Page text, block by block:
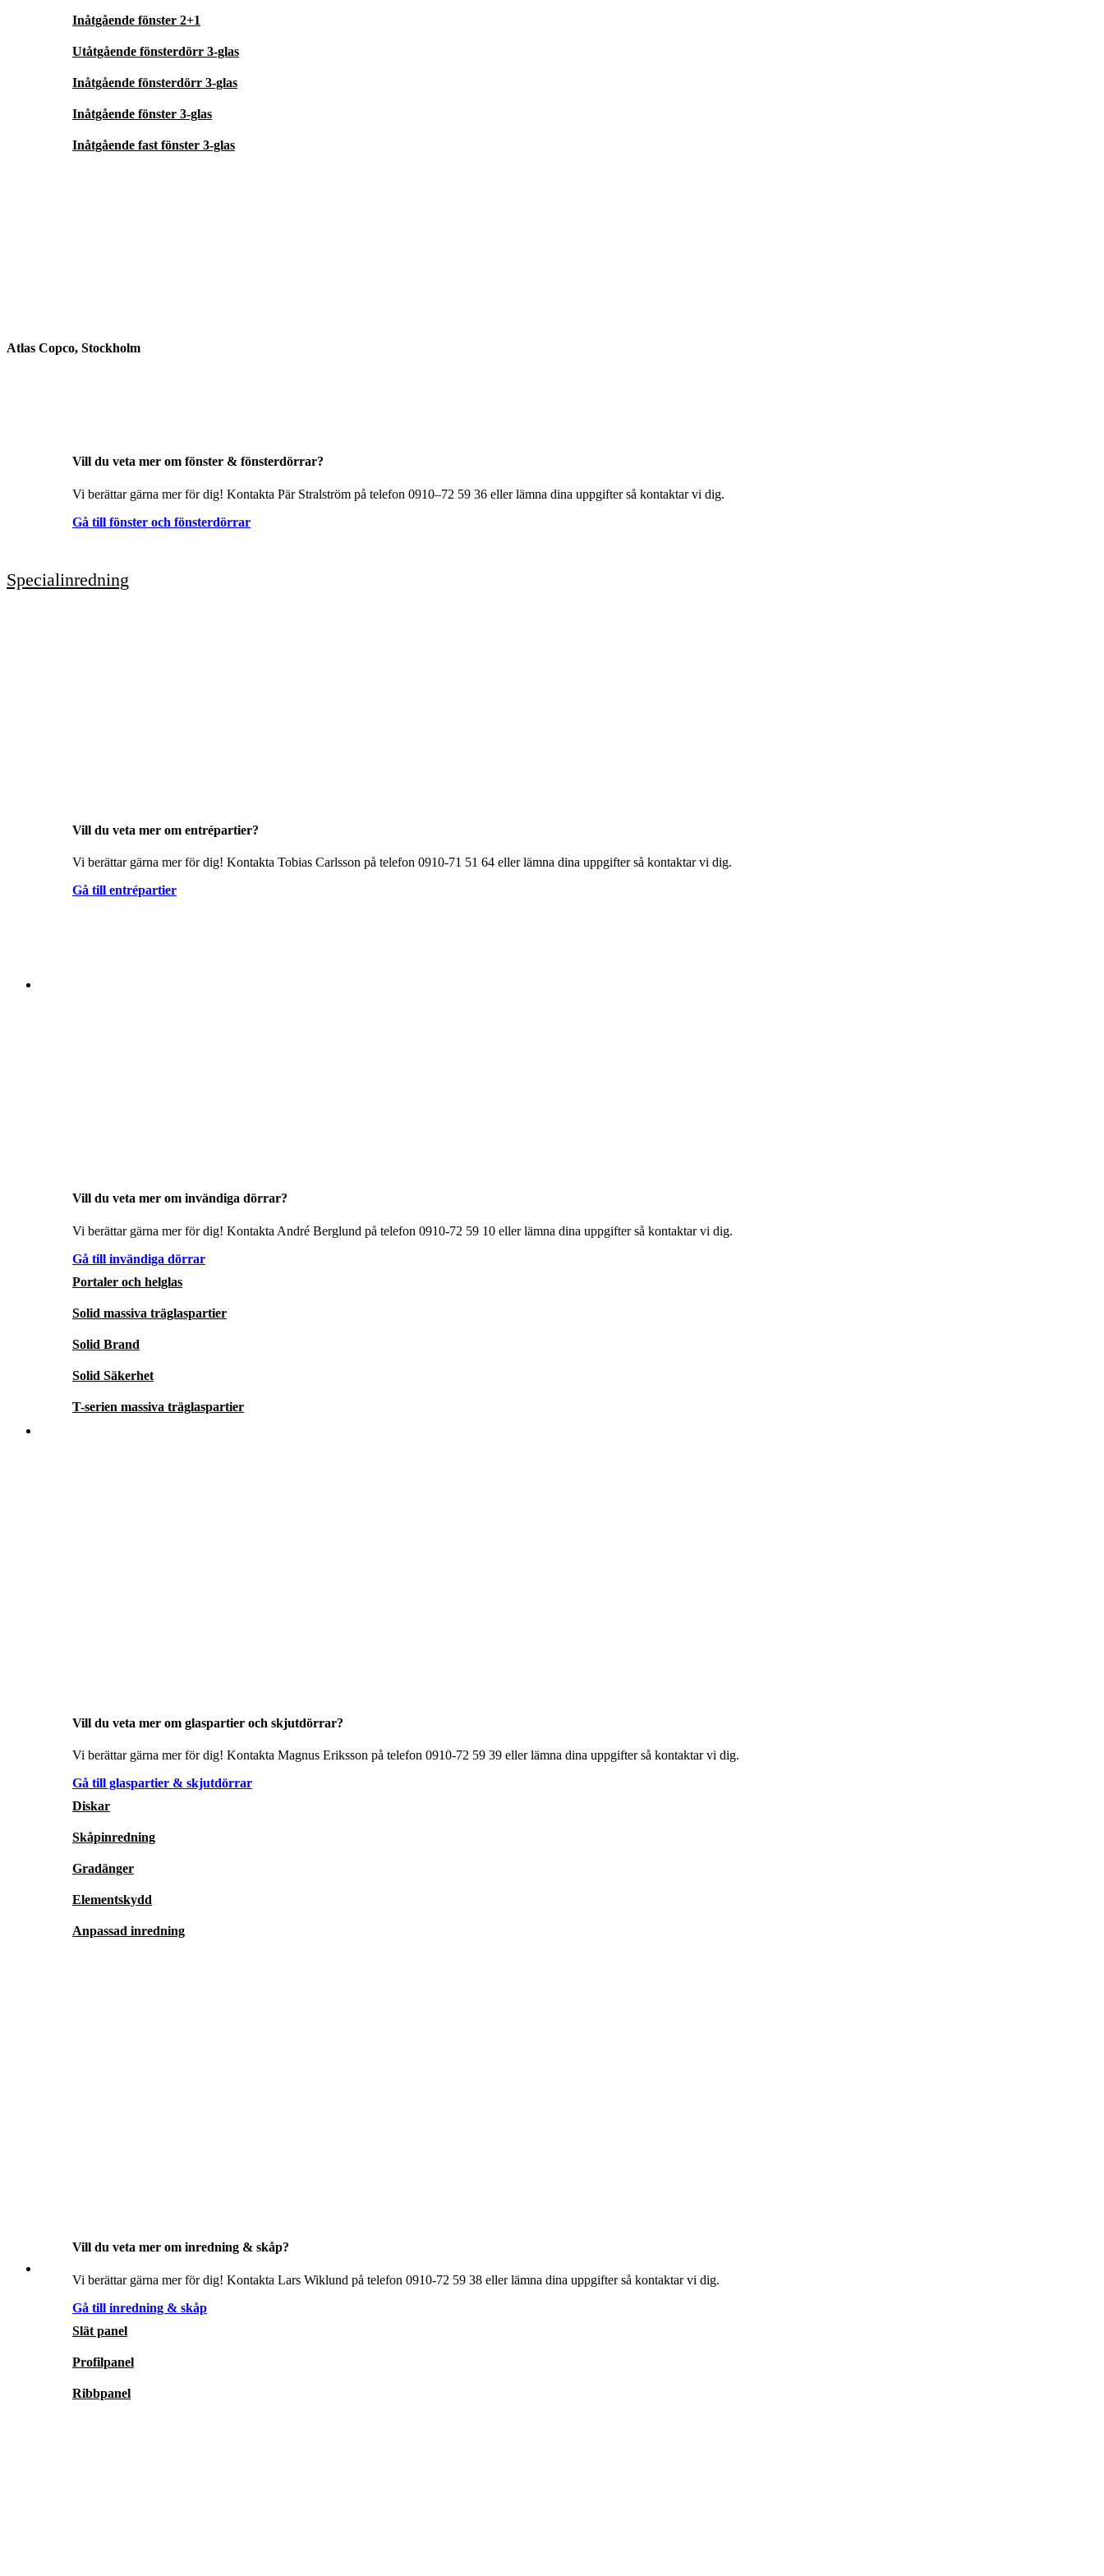
Inåtgående fönster 2+1
Utåtgående fönsterdörr 3-glas
Inåtgående fönsterdörr 3-glas
Inåtgående fönster 3-glas
Inåtgående fast fönster 3-glas
Vill du veta mer om fönster & fönsterdörrar?
Vi berättar gärna mer för dig! Kontakta Pär Stralström på telefon 0910–72 59 36 eller lämna dina uppgifter så kontaktar vi dig.
Gå till fönster och fönsterdörrar
Vill du veta mer om entrépartier?
Vi berättar gärna mer för dig! Kontakta Tobias Carlsson på telefon 0910-71 51 64 eller lämna dina uppgifter så kontaktar vi dig.
Gå till entrépartier
Vill du veta mer om invändiga dörrar?
Vi berättar gärna mer för dig! Kontakta André Berglund på telefon 0910-72 59 10 eller lämna dina uppgifter så kontaktar vi dig.
Gå till invändiga dörrar
Portaler och helglas
Solid massiva träglaspartier
Solid Brand
Solid Säkerhet
T-serien massiva träglaspartier
Vill du veta mer om glaspartier och skjutdörrar?
Vi berättar gärna mer för dig! Kontakta Magnus Eriksson på telefon 0910-72 59 39 eller lämna dina uppgifter så kontaktar vi dig.
Gå till glaspartier & skjutdörrar
Diskar
Skåpinredning
Gradänger
Elementskydd
Anpassad inredning
Vill du veta mer om inredning & skåp?
Vi berättar gärna mer för dig! Kontakta Lars Wiklund på telefon 0910-72 59 38 eller lämna dina uppgifter så kontaktar vi dig.
Gå till inredning & skåp
Slät panel
Profilpanel
Ribbpanel
Atlas Copco, Stockholm
Specialinredning